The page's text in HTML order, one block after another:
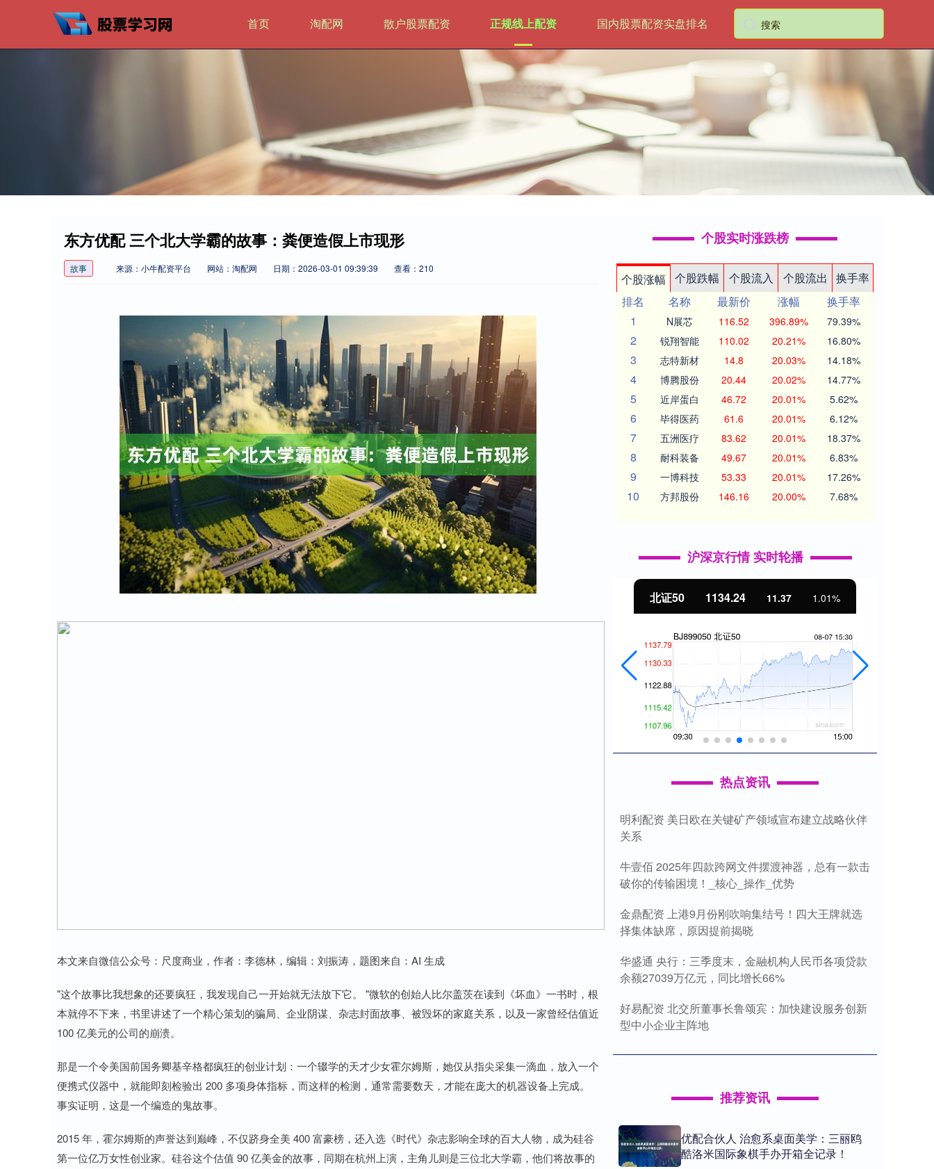
首页 淘配网 散户股票配资 正规线上配资 国内股票配资实盘排名
东方优配 三个北大学霸的故事：粪便造假上市现形
故事 来源：小牛配资平台 网站：淘配网 日期：2026-03-01 09:39:39 查看：210
本文来自微信公众号：尺度商业，作者：李德林，编辑：刘振涛，题图来自：AI 生成
"这个故事比我想象的还要疯狂，我发现自己一开始就无法放下它。 "微软的创始人比尔盖茨在读到《坏血》一书时，根
本就停不下来，书里讲述了一个精心策划的骗局、企业阴谋、杂志封面故事、被毁坏的家庭关系，以及一家曾经估值近
100 亿美元的公司的崩溃。
那是一个令美国前国务卿基辛格都疯狂的创业计划：一个辍学的天才少女霍尔姆斯，她仅从指尖采集一滴血，放入一个
便携式仪器中，就能即刻检验出 200 多项身体指标，而这样的检测，通常需要数天，才能在庞大的机器设备上完成。
事实证明，这是一个编造的鬼故事。
2015 年，霍尔姆斯的声誉达到巅峰，不仅跻身全美 400 富豪榜，还入选《时代》杂志影响全球的百大人物，成为硅谷
第一位亿万女性创业家。硅谷这个估值 90 亿美金的故事，同期在杭州上演，主角儿则是三位北大学霸，他们将故事的
个股实时涨跌榜
个股涨幅 个股跌幅 个股流入 个股流出
换手率
排名
名称 最新价 涨幅
换手率
1
N展芯 116.52 396.89% 79.39%
2 锐翔智能 110.02 20.21% 16.80%
3 志特新材 14.8 20.03% 14.18%
4 博腾股份 20.44 20.02% 14.77%
5 近岸蛋白 46.72 20.01% 5.62%
6 毕得医药 61.6 20.01% 6.12%
7 五洲医疗 83.62 20.01% 18.37%
8 耐科装备 49.67 20.01% 6.83%
9 一博科技 53.33 20.01% 17.26%
10 方邦股份 146.16 20.00% 7.68%
沪深京行情 实时轮播
深证成指 14311.01 200.89 1.42% 沪深300 4694.44 43.13 北证50 1134.24 11.37 1.01%
热点资讯
明利配资 美日欧在关键矿产领域宣布建立战略伙伴
关系
牛壹佰 2025年四款跨网文件摆渡神器，总有一款击
破你的传输困境！_核心_操作_优势
金鼎配资 上港9月份刚吹响集结号！四大王牌就选
择集体缺席，原因提前揭晓
华盛通 央行：三季度末，金融机构人民币各项贷款
余额27039万亿元，同比增长66%
好易配资 北交所董事长鲁颂宾：加快建设服务创新
型中小企业主阵地
推荐资讯
优配合伙人 治愈系桌面美学：三丽鸥
酷洛米国际象棋手办开箱全记录！